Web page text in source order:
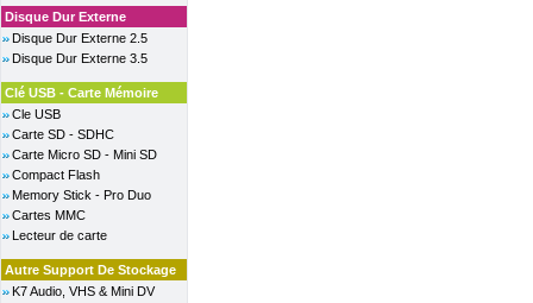
Disque Dur Externe
Disque Dur Externe 2.5
Disque Dur Externe 3.5
Clé USB - Carte Mémoire
Cle USB
Carte SD - SDHC
Carte Micro SD - Mini SD
Compact Flash
Memory Stick - Pro Duo
Cartes MMC
Lecteur de carte
Autre Support De Stockage
K7 Audio, VHS & Mini DV